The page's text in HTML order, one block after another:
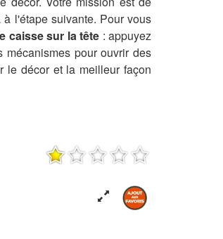
l'étape suivante. Pour vous
caisse sur la tête : appuyez
mécanismes pour ouvrir des
le décor et la meilleur façon